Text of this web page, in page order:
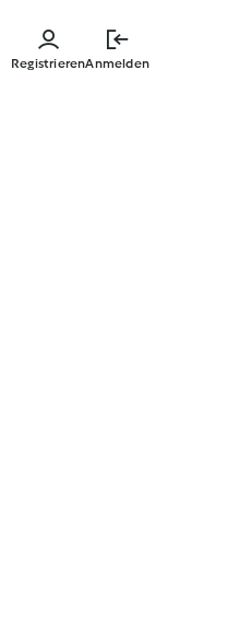
RegistrierenAnmelden